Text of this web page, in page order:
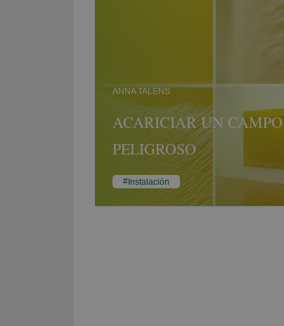
ANNA TALENS
ACARICIAR UN CAMPO
PELIGROSO
Instalación